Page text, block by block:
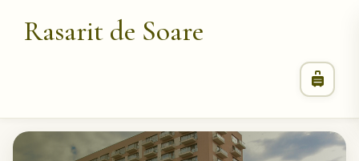
Rasarit de Soare